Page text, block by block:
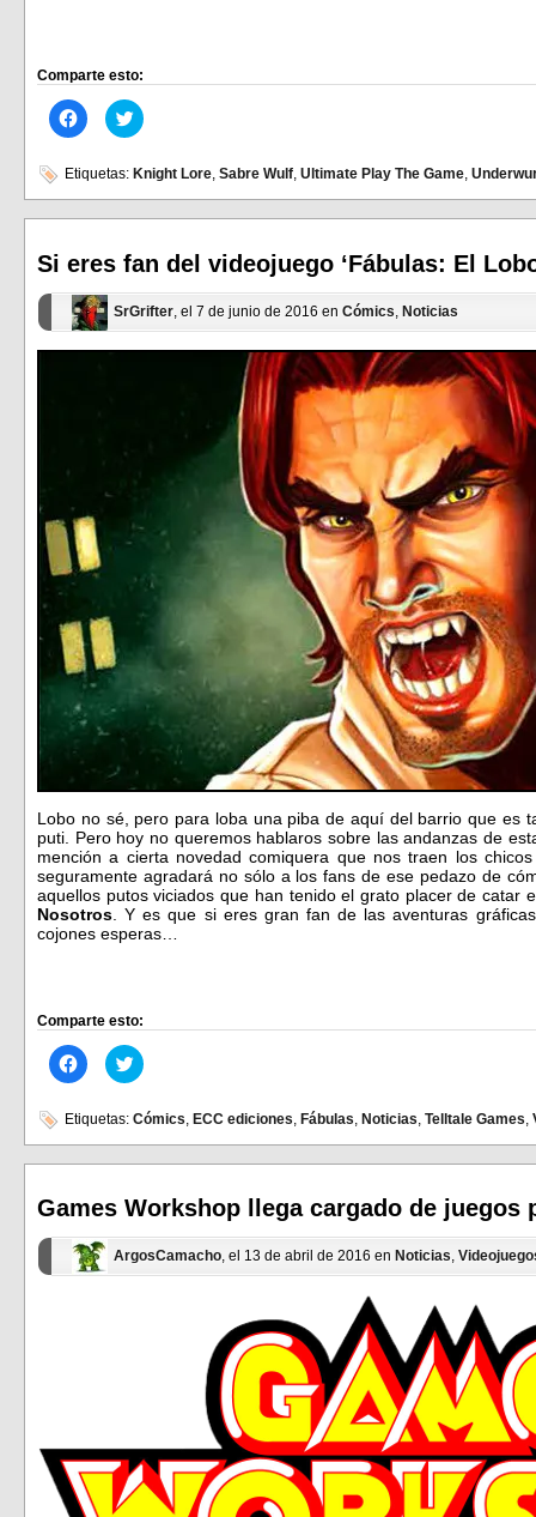
Comparte esto:
Haz
clic
en
Facebook
(Se
abre
ventana
nueva)
Haz
clic
en
Twitter
(Se
abre
ventana
nueva)
Etiquetas: Knight Lore, Sabre Wulf, Ultimate Play The Game,
Si eres fan del videojuego ‘Fábulas: El
SrGrifter, el 7 de junio de 2016 en Cómics, Noticias
Lobo no sé, pero para loba una piba de aquí del barrio que es
puti. Pero hoy no queremos hablaros sobre las andanzas de
mención a cierta novedad comiquera que nos traen los
seguramente agradará no sólo a los fans de ese pedazo de
aquellos putos viciados que han tenido el grato placer de catar
Nosotros . Y es que si eres gran fan de las aventuras
cojones esperas…
Comparte esto:
Haz
clic
en
Facebook
(Se
abre
ventana
nueva)
Haz
clic
en
(Se
abre
ventana
nueva)
Etiquetas: Cómics, ECC ediciones, Fábulas, Noticias, Telltale Games,
Games Workshop llega cargado de juegos
ArgosCamacho, el 13 de abril de 2016 en Noticias,